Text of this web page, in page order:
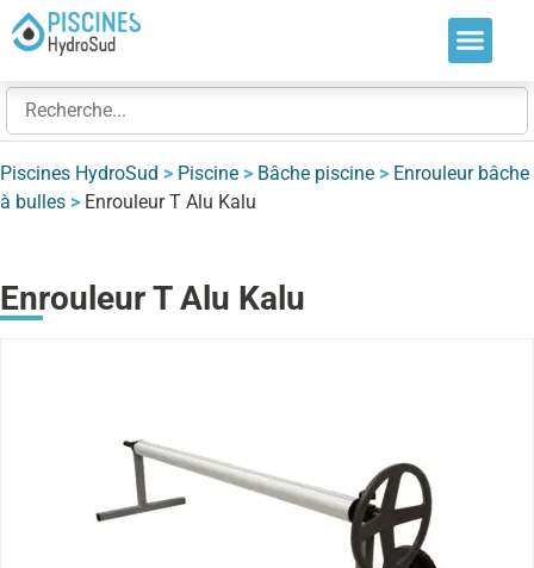
Piscines HydroSud > Piscine > Bâche piscine > Enrouleur bâche
à bulles > Enrouleur T Alu Kalu
Enrouleur T Alu Kalu